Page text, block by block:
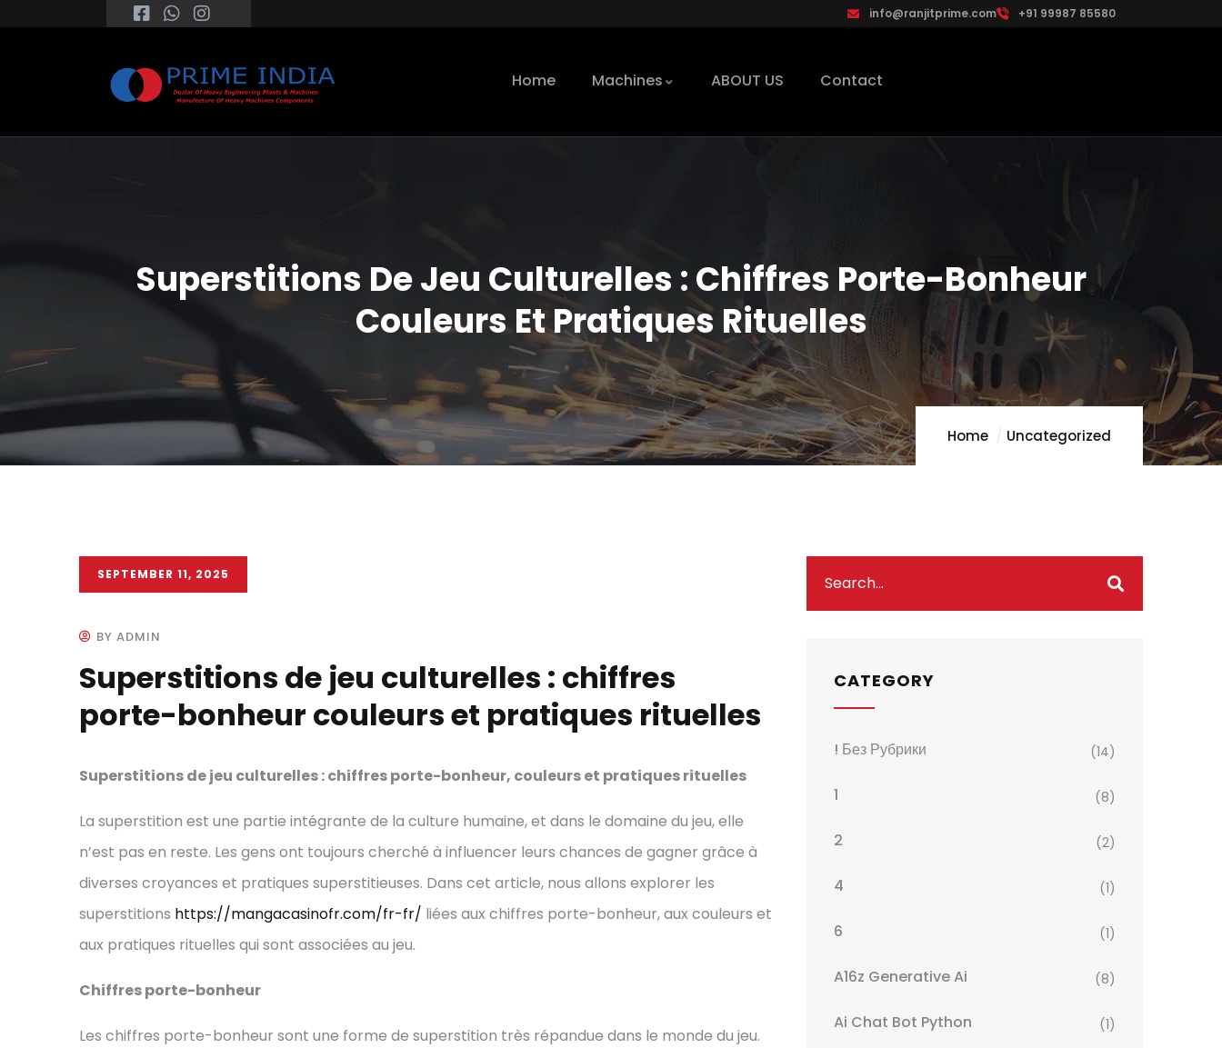
info@ranjitprime.com +91 99987 85580
Home Machines ABOUT US Contact
Superstitions De Jeu Culturelles : Chiffres Porte-Bonheur
Couleurs Et Pratiques Rituelles
Home Uncategorized
SEPTEMBER 11, 2025
BY ADMIN
Superstitions de jeu culturelles : chiffres
porte-bonheur couleurs et pratiques rituelles
Superstitions de jeu culturelles : chiffres porte-bonheur, couleurs et pratiques rituelles
La superstition est une partie intégrante de la culture humaine, et dans le domaine du jeu, elle
n’est pas en reste. Les gens ont toujours cherché à influencer leurs chances de gagner grâce à
diverses croyances et pratiques superstitieuses. Dans cet article, nous allons explorer les
superstitions https://mangacasinofr.com/fr-fr/ liées aux chiffres porte-bonheur, aux couleurs et
aux pratiques rituelles qui sont associées au jeu.
Chiffres porte-bonheur
Les chiffres porte-bonheur sont une forme de superstition très répandue dans le monde du jeu.
CATEGORY
! Без Рубрики (14)
1 (8)
2 (2)
4 (1)
6 (1)
A16z Generative Ai (8)
Ai Chat Bot Python (1)